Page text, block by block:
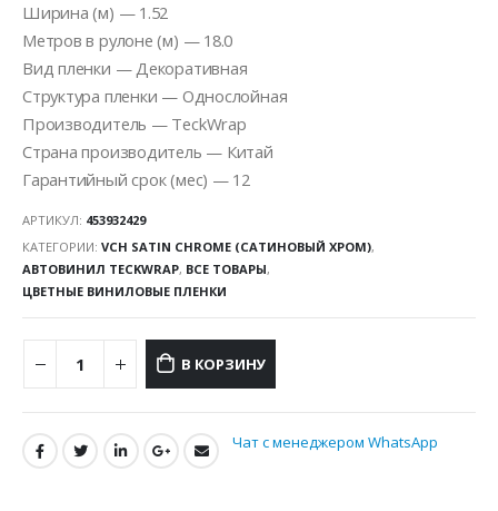
Ширина (м) — 1.52
Метров в рулоне (м) — 18.0
Вид пленки — Декоративная
Структура пленки — Однослойная
Производитель — TeckWrap
Страна производитель — Китай
Гарантийный срок (мес) — 12
АРТИКУЛ: 453932429
КАТЕГОРИИ: VCH SATIN CHROME (САТИНОВЫЙ ХРОМ),
АВТОВИНИЛ TECKWRAP, ВСЕ ТОВАРЫ,
ЦВЕТНЫЕ ВИНИЛОВЫЕ ПЛЕНКИ
В КОРЗИНУ
Чат с менеджером WhatsApp